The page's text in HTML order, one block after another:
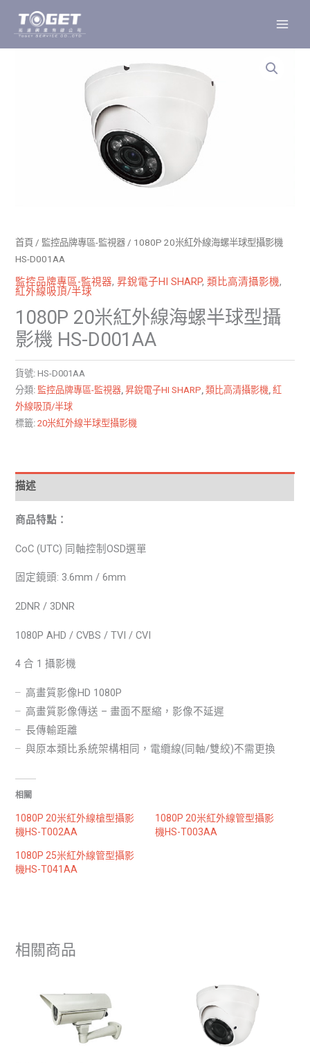
主
首頁 / 監控品牌專區-監視器 / 1080P 20米紅外線海螺半球型攝影機
HS-D001AA
監控品牌專區-監視器,昇銳電子HI SHARP,類比高清攝影機,
紅外線吸頂/半球
1080P 20米紅外線海螺半球型攝
影機 HS-D001AA
貨號:HS-D001AA
分類: 監控品牌專區-監視器 ,昇銳電子HI SHARP ,類比高清攝影機 ,紅
外線吸頂/半球
標籤:20米紅外線半球型攝影機
描述
商品特點：
CoC (UTC) 同軸控制OSD選單
固定鏡頭: 3.6mm / 6mm
2DNR / 3DNR
1080P AHD / CVBS / TVI / CVI
4 合 1 攝影機
╴高畫質影像HD 1080P
╴高畫質影像傳送 – 畫面不壓縮，影像不延遲
╴長傳輸距離
╴與原本類比系統架構相同，電纜線(同軸/雙絞)不需更換
相關
1080P 20米紅外線槍型攝影
機HS-T002AA
1080P 20米紅外線管型攝影
機HS-T003AA
1080P 25米紅外線管型攝影
機HS-T041AA
相關商品